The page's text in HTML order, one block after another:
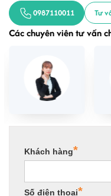
0987110011 Tư
Các chuyên viên tư vấn